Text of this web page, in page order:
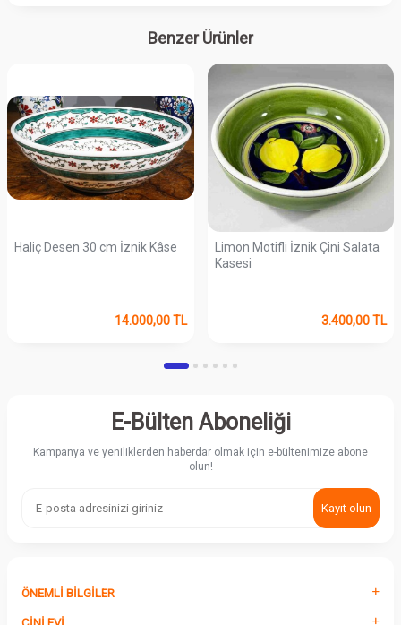
Benzer Ürünler
Haliç Desen 30 cm İznik Kâse
14.000,00TL
Limon Motifli İznik Çini Salata
Kasesi
3.400,00TL
E-Bülten Aboneliği
Kampanya ve yeniliklerden haberdar olmak için e-bültenimize abone
olun!
Kayıt olun
ÖNEMLI BILGILER